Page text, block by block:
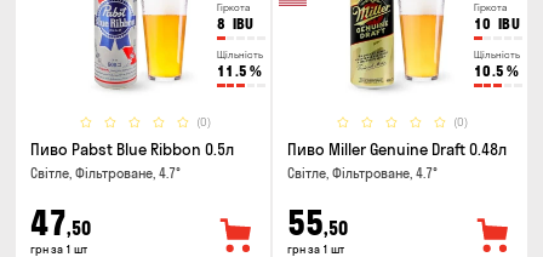
Гіркота
8 IBU
Щільність
11.5 %
(0)
Пиво Pabst Blue Ribbon 0.5л
Світле, Фільтроване, 4.7°
47,50
грн за 1 шт
Гіркота
10 IBU
Щільність
10.5 %
(0)
Пиво Miller Genuine Draft 0.48л
Світле, Фільтроване, 4.7°
55,50
грн за 1 шт